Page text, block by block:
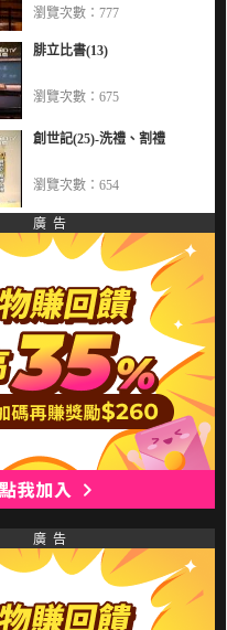
瀏覽次數：777
腓立比書(13)
瀏覽次數：675
創世記(25)-洗禮、割禮
瀏覽次數：654
廣 告
廣 告